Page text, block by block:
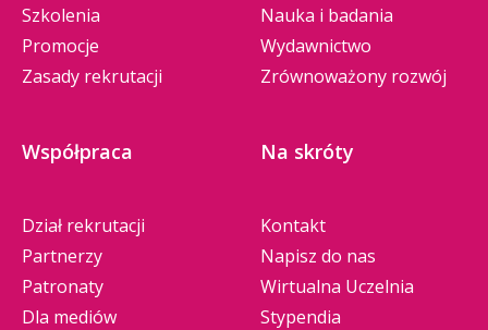
Szkolenia
Promocje
Zasady rekrutacji
Nauka i badania
Wydawnictwo
Zrównoważony rozwój
Współpraca
Dział rekrutacji
Partnerzy
Patronaty
Dla mediów
Na skróty
Kontakt
Napisz do nas
Wirtualna Uczelnia
Stypendia